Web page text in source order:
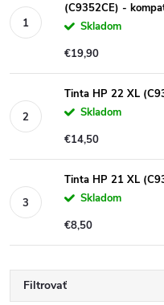
(C9352CE) -
Skladom
€19,90
Tinta HP 22 XL
Skladom
€14,50
Tinta HP 21 XL
Skladom
€8,50
Filtrovať